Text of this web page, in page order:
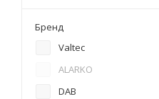
Бренд
Valtec
ALARKO
DAB